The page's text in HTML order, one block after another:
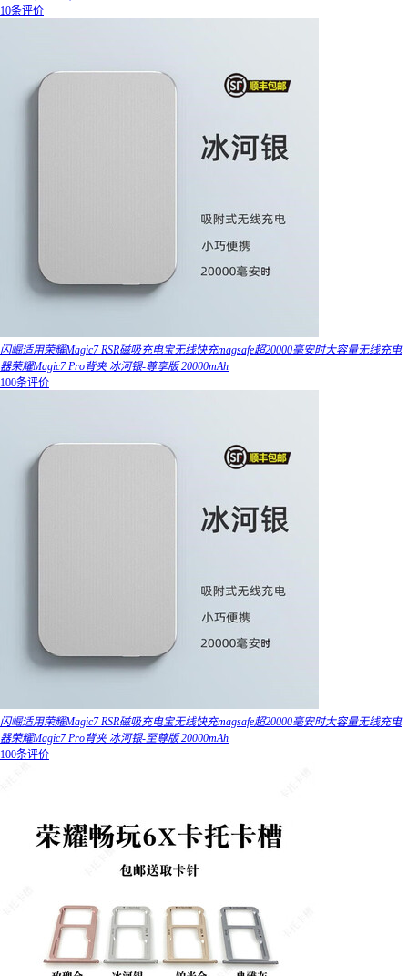
10条评价
闪崛适用荣耀Magic7 RSR磁吸充电宝无线快充magsafe超20000毫安时大容量无线充电
器荣耀Magic7 Pro背夹 冰河银-尊享版 20000mAh
100条评价
闪崛适用荣耀Magic7 RSR磁吸充电宝无线快充magsafe超20000毫安时大容量无线充电
器荣耀Magic7 Pro背夹 冰河银-至尊版 20000mAh
100条评价